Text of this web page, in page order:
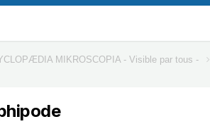
MIKROSCOPIA - Visible par tous -